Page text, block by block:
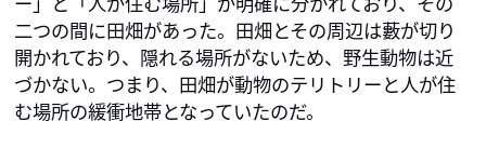
二つの間に田畑があった。田畑とその周辺は藪が切り
開かれており、隠れる場所がないため、野生動物は近
づかない。つまり、田畑が動物のテリトリーと人が住
む場所の緩衝地帯となっていたのだ。